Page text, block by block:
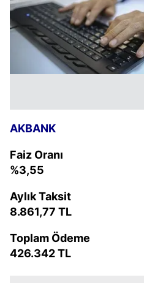
AKBANK
Faiz Oranı
%3,55
Aylık Taksit
8.861,77 TL
Toplam Ödeme
426.342 TL